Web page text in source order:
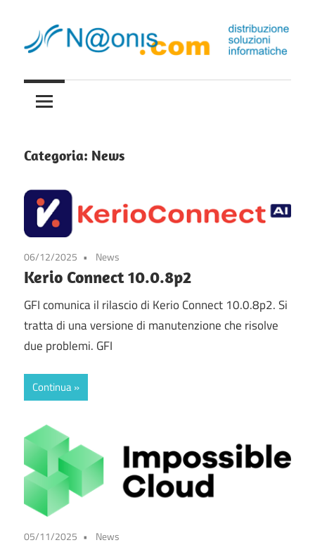
content
naonis.it
soluzioni
informatiche
Categoria: News
06/12/2025 News
Kerio Connect 10.0.8p2
GFI comunica il rilascio di Kerio Connect 10.0.8p2. Si
tratta di una versione di manutenzione che risolve
due problemi. GFI
Continua
05/11/2025 News